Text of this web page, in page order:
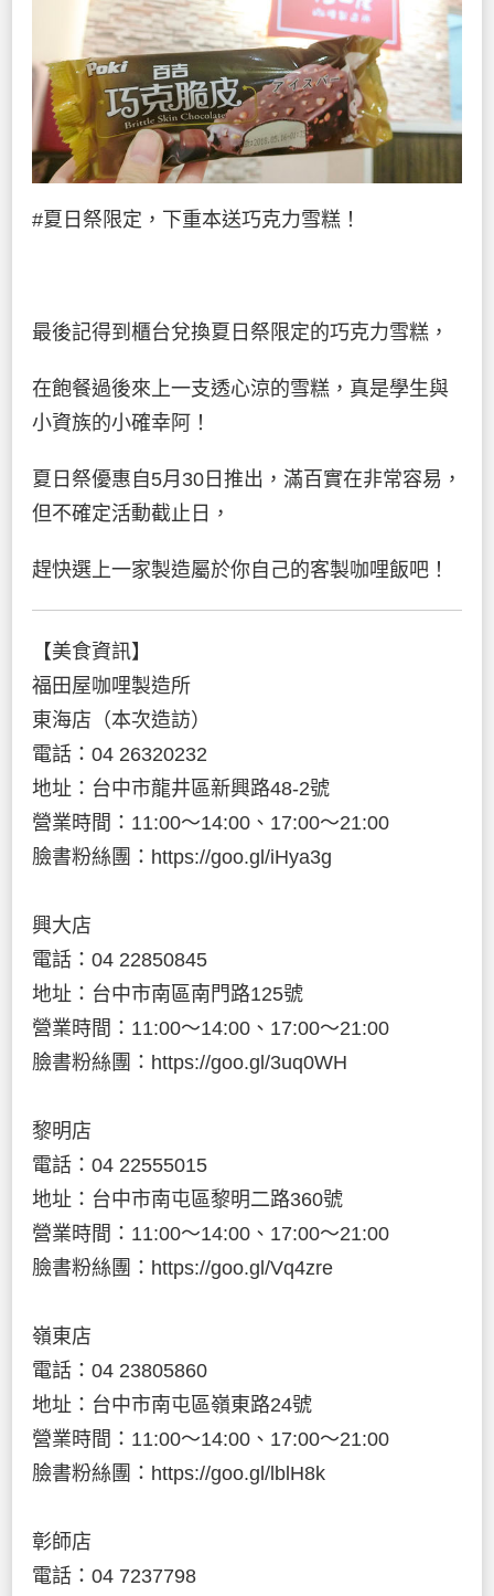
#夏日祭限定，下重本送巧克力雪糕！
最後記得到櫃台兌換夏日祭限定的巧克力雪糕，
在飽餐過後來上一支透心涼的雪糕，真是學生與
小資族的小確幸阿！
夏日祭優惠自5月30日推出，滿百實在非常容易，
但不確定活動截止日，
趕快選上一家製造屬於你自己的客製咖哩飯吧！
【美食資訊】
福田屋咖哩製造所
東海店（本次造訪）
電話：04 26320232
地址：台中市龍井區新興路48-2號
營業時間：11:00～14:00、17:00～21:00
臉書粉絲團：https://goo.gl/iHya3g
興大店
電話：04 22850845
地址：台中市南區南門路125號
營業時間：11:00～14:00、17:00～21:00
臉書粉絲團：https://goo.gl/3uq0WH
黎明店
電話：04 22555015
地址：台中市南屯區黎明二路360號
營業時間：11:00～14:00、17:00～21:00
臉書粉絲團：https://goo.gl/Vq4zre
嶺東店
電話：04 23805860
地址：台中市南屯區嶺東路24號
營業時間：11:00～14:00、17:00～21:00
臉書粉絲團：https://goo.gl/lblH8k
彰師店
電話：04 7237798